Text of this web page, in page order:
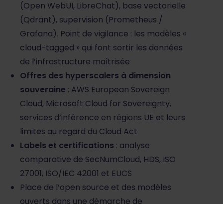
(Open WebUI, LibreChat), base vectorielle
(Qdrant), supervision (Prometheus /
Grafana). Point de vigilance : les modèles «
cloud-tagged » qui font sortir les données
de l’infrastructure maîtrisée
Offres des hyperscalers à dimension
souveraine : AWS European Sovereign
Cloud, Microsoft Cloud for Sovereignty,
services d’inférence en régions UE et leurs
limites au regard du Cloud Act
Labels et certifications : analyse
comparative de SecNumCloud, HDS, ISO
27001, ISO/IEC 42001 et EUCS
Place de l’open source et des modèles
ouverts dans une démarche de